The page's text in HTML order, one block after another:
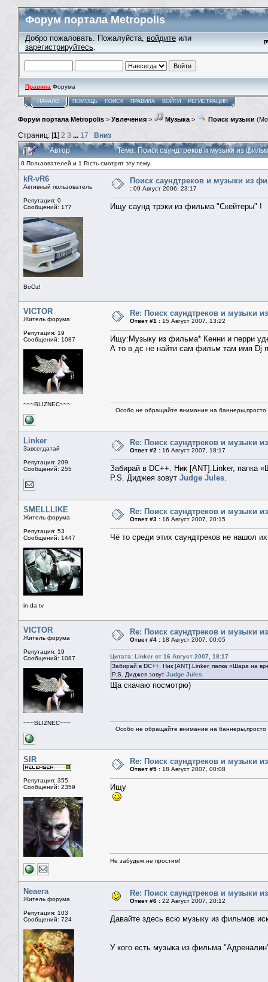
Форум портала Metropolis
Добро пожаловать. Пожалуйста, войдите или
зарегистрируйтесь.
Правила Форума
НАЧАЛО ПОМОЩЬ ПОИСК ПРАВИЛА ВОЙТИ РЕГИСТРАЦИЯ
Форум портала Metropolis > Увлечения > Музыка > Поиск музыки
Страниц: [1] 2 3 ... 17
Вниз
Автор
Тема: Поиск саундтреков и музыки из
0 Пользователей и 1 Гость смотрят эту тему.
kR-vR6
Активный пользователь
Репутация: 0
Сообщений: 177
BoOz!
Поиск саундтреков и музыки из
: 09 Август 2006, 23:17
Ищу саунд трэки из фильма "Скейтеры" !
VICTOR
Житель форума
Репутация: 19
Сообщений: 1087
~~~BLIZNEC~~~
Re: Поиск саундтреков и музыки
Ответ #1 : 15 Август 2007, 13:22
Ищу:Музыку из фильма* Кенни и перри
А то в дс не найти сам фильм там имя Dj
Особо не обращайте внимание на баннеры,просто
Linker
Завсегдатай
Репутация: 209
Сообщений: 255
Re: Поиск саундтреков и музыки
Ответ #2 : 16 Август 2007, 18:17
Забирай в DC++. Ник [ANT].Linker, папка
P.S. Диджея зовут Judge Jules.
SMELLLIKE
Житель форума
Репутация: 53
Сообщений: 1447
in da tv
Re: Поиск саундтреков и музыки
Ответ #3 : 16 Август 2007, 20:15
Чё то среди этих саундтреков не нашол
VICTOR
Житель форума
Репутация: 19
Сообщений: 1087
~~~BLIZNEC~~~
Re: Поиск саундтреков и музыки
Ответ #4 : 18 Август 2007, 00:05
Цитата: Linker от 16 Август 2007, 18:17
Забирай в DC++. Ник [ANT].Linker, папка «Шара на
P.S. Диджея зовут Judge Jules.
Ща скачаю посмотрю)
Особо не обращайте внимание на баннеры,просто
SIR
Репутация: 355
Сообщений: 2359
Re: Поиск саундтреков и музыки
Ответ #5 : 18 Август 2007, 00:08
Ищу
Не забудем,не простим!
Neaera
Житель форума
Репутация: 103
Сообщений: 724
Re: Поиск саундтреков и музыки
Ответ #6 : 22 Август 2007, 20:12
Давайте здесь всю музыку из фильмов
У кого есть музыка из фильма